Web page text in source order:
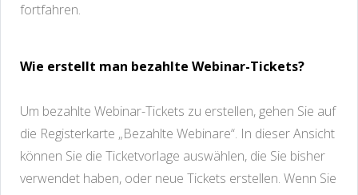
fortfahren.
Wie erstellt man bezahlte Webinar-Tickets?
Um bezahlte Webinar-Tickets zu erstellen, gehen Sie auf
die Registerkarte „Bezahlte Webinare“. In dieser Ansicht
können Sie die Ticketvorlage auswählen, die Sie bisher
verwendet haben, oder neue Tickets erstellen. Wenn Sie